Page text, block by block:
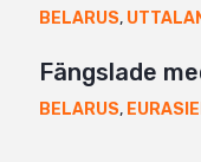
BELARUS,
Fängslade
BELARUS,